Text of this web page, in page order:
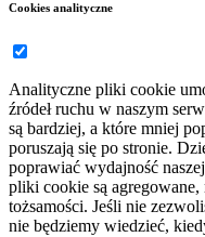
Cookies analityczne
Analityczne pliki cookie
źródeł ruchu w naszym
są bardziej, a które mniej
poruszają się po stronie.
poprawiać wydajność
pliki cookie są
tożsamości. Jeśli nie
nie będziemy wiedzieć,